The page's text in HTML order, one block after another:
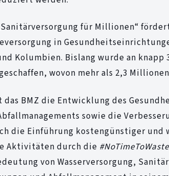
für Millionen“
in
Kolumbien. Bislang wurde an
wovon mehr als 2,3
BMZ die Entwicklung des
sowie die
die Einführung kostengünstiger und
Aktivitäten durch die #NoTimeToWaste
von Wasserversorgung,